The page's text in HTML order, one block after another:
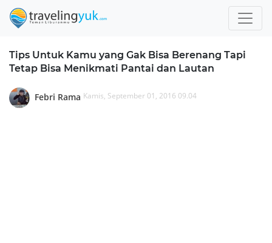
Tips Untuk Kamu yang Gak Bisa Berenang Tapi
Tetap Bisa Menikmati Pantai dan Lautan
Febri Rama Kamis, September 01, 2016 09.04